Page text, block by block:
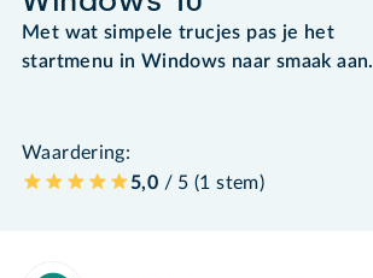
Met wat simpele trucjes pas je het
startmenu in Windows naar smaak aan.
Waardering:
5,0 / 5 (1 stem)